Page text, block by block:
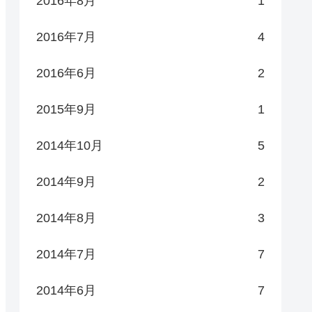
2016年7月 4
2016年6月 2
2015年9月 1
2014年10月 5
2014年9月 2
2014年8月 3
2014年7月 7
2014年6月 7